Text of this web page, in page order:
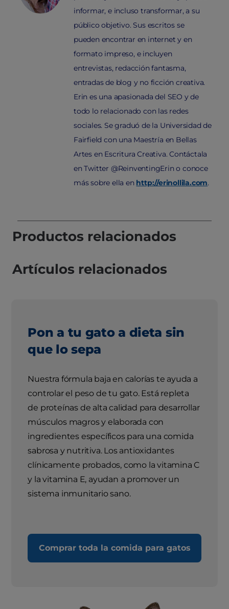
informar, e incluso transformar, a su
público objetivo. Sus escritos se
pueden encontrar en internet y en
formato impreso, e incluyen
entrevistas, redacción fantasma,
entradas de blog y no ficción creativa.
Erin es una apasionada del SEO y de
todo lo relacionado con las redes
sociales. Se graduó de la Universidad de
Fairfield con una Maestría en Bellas
Artes en Escritura Creativa. Contáctala
en Twitter @ReinventingErin o conoce
más sobre ella en http://erinollila.com.
Productos relacionados
Artículos relacionados
Pon a tu gato a dieta sin
que lo sepa
Nuestra fórmula baja en calorías te ayuda a
controlar el peso de tu gato. Está repleta
de proteínas de alta calidad para desarrollar
músculos magros y elaborada con
ingredientes específicos para una comida
sabrosa y nutritiva. Los antioxidantes
clínicamente probados, como la vitamina C
y la vitamina E, ayudan a promover un
sistema inmunitario sano.
Comprar toda la comida para gatos